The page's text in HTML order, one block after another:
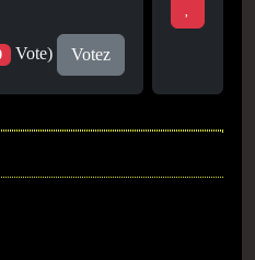
Vote) Votez